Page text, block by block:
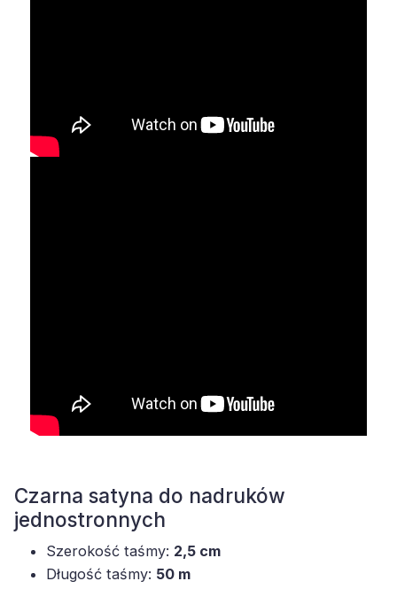
Czarna satyna do nadruków
jednostronnych
Szerokość taśmy: 2,5 cm
Długość taśmy: 50 m